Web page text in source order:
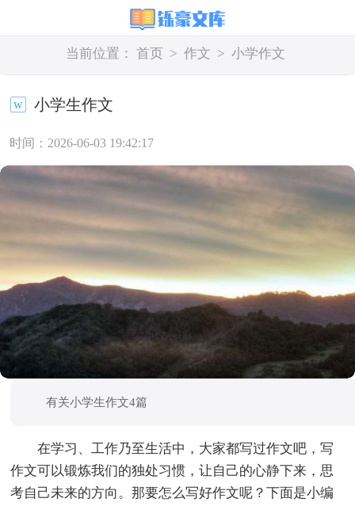
当前位置： 首页 > 作文 > 小学作文
小学生作文
时间：2026-06-03 19:42:17
有关小学生作文4篇
在学习、工作乃至生活中，大家都写过作文吧，写
作文可以锻炼我们的独处习惯，让自己的心静下来，思
考自己未来的方向。那要怎么写好作文呢？下面是小编